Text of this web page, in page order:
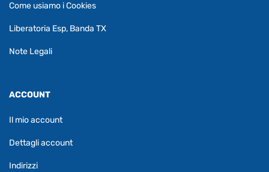
Come usiamo i Cookies
Liberatoria Esp, Banda TX
Note Legali
ACCOUNT
Il mio account
Dettagli account
Indirizzi